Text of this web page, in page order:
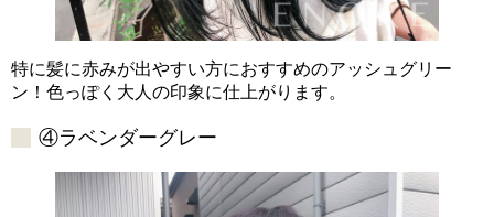
特に髪に赤みが出やすい方におすすめのアッシュグリー
ン！色っぽく大人の印象に仕上がります。
④ラベンダーグレー